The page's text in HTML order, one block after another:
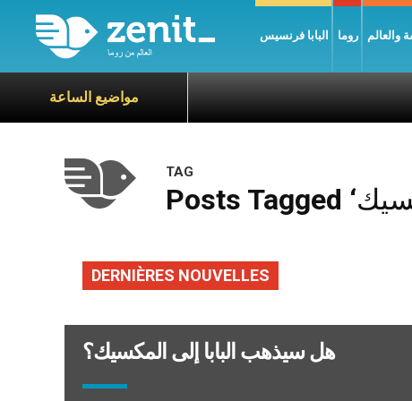
البابا فرنسيس روما والعالم
مواضيع الساعة
TAG
DERNIÈRES NOUVELLES
هل سيذهب البابا إلى المكسيك؟